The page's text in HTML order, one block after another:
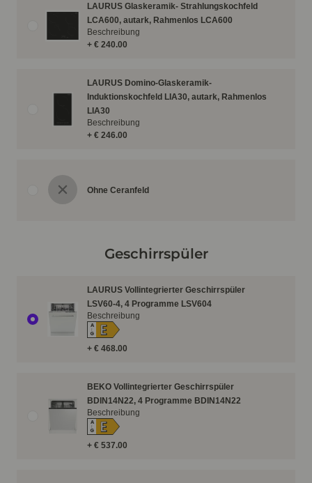
LAURUS Glaskeramik- Strahlungskochfeld
LCA600, autark, Rahmenlos LCA600
+ € 240.00
Beschreibung
LAURUS Domino-Glaskeramik-
Induktionskochfeld LIA30, autark, Rahmenlos
LIA30
+ € 246.00
Beschreibung
Ohne Ceranfeld
Geschirrspüler
LAURUS Vollintegrierter Geschirrspüler
LSV60-4, 4 Programme LSV604
+ € 468.00
A
↑G E
Beschreibung
BEKO Vollintegrierter Geschirrspüler
BDIN14N22, 4 Programme BDIN14N22
+ € 537.00
A
↑G E
Beschreibung